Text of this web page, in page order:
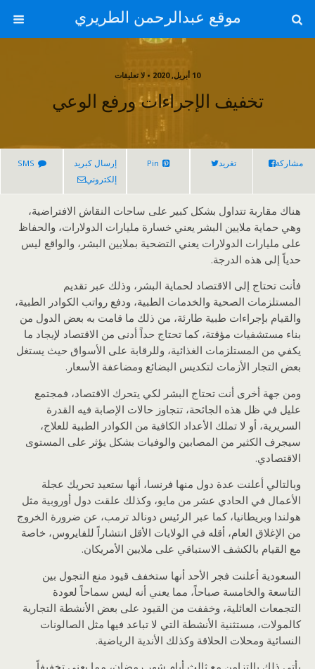
موقع عبدالرحمن الطريري
10 أبريل, 2020 • لا تعليقات
تخفيف الإجراءات ورفع الوعي
مشاركة تغريد Pin
إرسال كبريد
إلكتروني
SMS
هناك مقاربة تتداول بشكل كبير على ساحات النقاش الافتراضية،
وهي حماية ملايين البشر يعني خسارة مليارات الدولارات، والحفاظ
على مليارات الدولارات يعني التضحية بملايين البشر، والواقع ليس
حدياً إلى هذه الدرجة.
فأنت تحتاج إلى الاقتصاد لحماية البشر، وذلك عبر تقديم
المستلزمات الصحية والخدمات الطبية، ودفع رواتب الكوادر الطبية،
والقيام بإجراءات طبية طارئة، من ذلك ما قامت به بعض الدول من
بناء مستشفيات مؤقتة، كما تحتاج حداً أدنى من الاقتصاد لإيجاد ما
يكفي من المستلزمات الغذائية، وللرقابة على الأسواق حيث يستغل
بعض التجار الأزمات لتكديس البضائع ومضاعفة الأسعار.
ومن جهة أخرى أنت تحتاج البشر لكي يتحرك الاقتصاد، فمجتمع
عليل في ظل هذه الجائحة، تتجاوز حالات الإصابة فيه القدرة
السريرية، أو لا تملك الأعداد الكافية من الكوادر الطبية للعلاج،
سيجرف الكثير من المصابين والوفيات بشكل يؤثر على المستوى
الاقتصادي.
وبالتالي أعلنت عدة دول منها فرنسا، أنها ستعيد تحريك عجلة
الأعمال في الحادي عشر من مايو، وكذلك علقت دول أوروبية مثل
هولندا وبريطانيا، كما عبر الرئيس دونالد ترمب، عن ضرورة الخروج
من الإغلاق العام، أقله في الولايات الأقل انتشاراً للفايروس، خاصة
مع القيام بالكشف الاستباقي على ملايين الأمريكان.
السعودية أعلنت فجر الأحد أنها ستخفف قيود منع التجول بين
التاسعة والخامسة صباحاً، مما يعني أنه ليس سماحاً لعودة
التجمعات العائلية، وخففت من القيود على بعض الأنشطة التجارية
كالمولات، مستثنية الأنشطة التي لا تباعد فيها مثل الصالونات
النسائية ومحلات الحلاقة وكذلك الأندية الرياضية.